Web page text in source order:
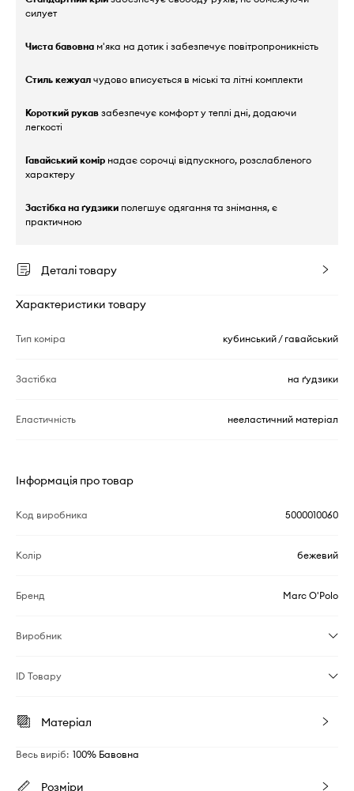
силует
Чиста бавовна м'яка на дотик і забезпечує повітропроникність
Стиль кежуал чудово вписується в міські та літні комплекти
Короткий рукав забезпечує комфорт у теплі дні, додаючи
легкості
Гавайський комір надає сорочці відпускного, розслабленого
характеру
Застібка на ґудзики полегшує одягання та знімання, є
практичною
Деталі товару
Характеристики товару
Тип коміра кубинський / гавайський
Застібка на ґудзики
Еластичність нееластичний матеріал
Інформація про товар
Код виробника 5000010060
Колір бежевий
Бренд Marc O'Polo
Виробник
ID Товару
Матеріал
Весь виріб: 100% Бавовна
Розміри